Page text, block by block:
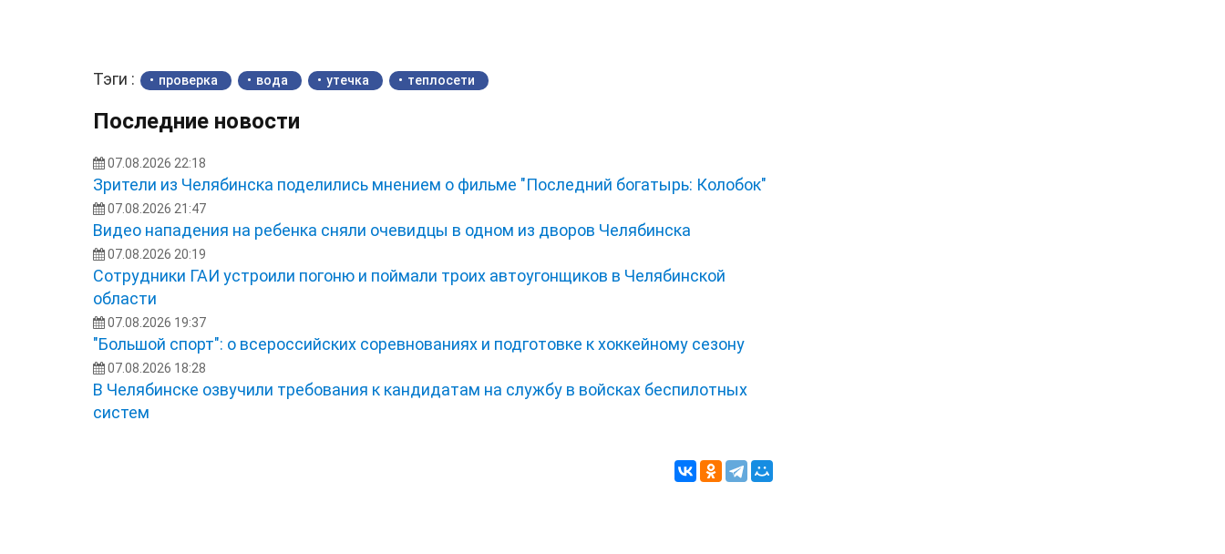
Тэги : проверка вода утечка теплосети
Последние новости
07.08.2026 22:18
Зрители из Челябинска поделились мнением о фильме "Последний богатырь: Колобок"
07.08.2026 21:47
Видео нападения на ребенка сняли очевидцы в одном из дворов Челябинска
07.08.2026 20:19
Сотрудники ГАИ устроили погоню и поймали троих автоугонщиков в Челябинской
области
07.08.2026 19:37
"Большой спорт": о всероссийских соревнованиях и подготовке к хоккейному сезону
07.08.2026 18:28
В Челябинске озвучили требования к кандидатам на службу в войсках беспилотных
систем